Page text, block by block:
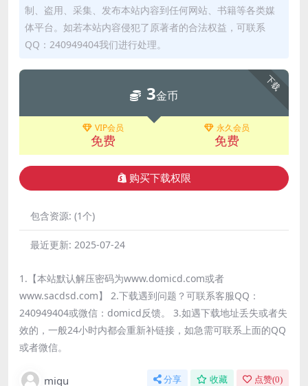
制、盗用、采集、发布本站内容到任何网站、书籍等各类媒
体平台。如若本站内容侵犯了原著者的合法权益，可联系
QQ：240949404我们进行处理。
下载
3金币
VIP会员
免费
永久会员
免费
购买下载权限
包含资源: (1个)
最近更新: 2025-07-24
1.【本站默认解压密码为www.domicd.com或者
www.sacdsd.com】 2.下载遇到问题？可联系客服QQ：
240949404或微信：domicd反馈。 3.如遇下载地址丢失或者失
效的，一般24小时内都会重新补链接，如急需可联系上面的QQ
或者微信。
migu 分享 收藏 点赞(0)